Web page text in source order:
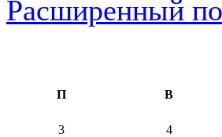
Расширенный
П В
3 4